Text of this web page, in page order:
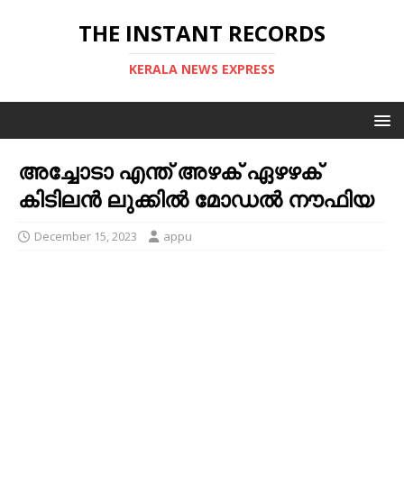
THE INSTANT RECORDS
KERALA NEWS EXPRESS
അച്ചോടാ എന്ത് അഴക് ഏഴഴക്
കിടിലൻ ലുക്കിൽ മോഡൽ നൗഫിയ
December 15, 2023 appu